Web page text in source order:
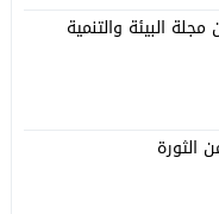
البيئة والتنمية
الثورة